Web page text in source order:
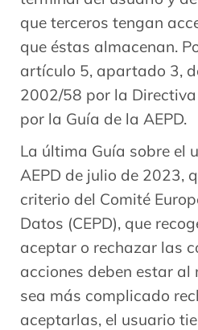
que terceros tengan
que éstas almacenan.
artículo 5, apartado 3,
2002/58 por la
por la Guía de la AEPD.
La última Guía sobre el
AEPD de julio de 2023,
criterio del Comité
Datos (CEPD), que
aceptar o rechazar las
acciones deben estar al
sea más complicado
aceptarlas, el usuario